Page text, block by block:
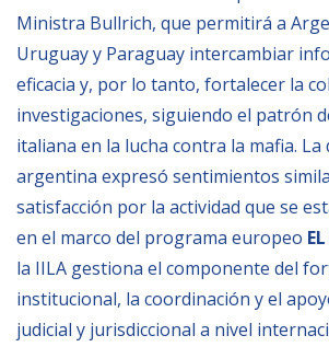
NEWSLETTER
Ministra Bullrich, que permitirá a
Uruguay y Paraguay intercambiar
eficacia y, por lo tanto, fortalecer la
investigaciones, siguiendo el patrón
italiana en la lucha contra la mafia. La
argentina expresó sentimientos
satisfacción por la actividad que se
en el marco del programa europeo
la IILA gestiona el componente del
institucional, la coordinación y el
judicial y jurisdiccional a nivel